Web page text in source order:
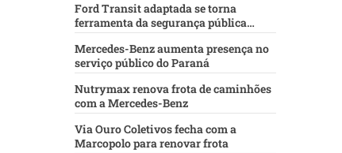
Ford Transit adaptada se torna
ferramenta da segurança pública
baiana
Mercedes-Benz aumenta presença no
serviço público do Paraná
Nutrymax renova frota de caminhões
com a Mercedes-Benz
Via Ouro Coletivos fecha com a
Marcopolo para renovar frota